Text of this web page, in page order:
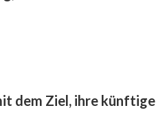
dem Ziel, ihre künftige